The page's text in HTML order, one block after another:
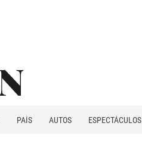
PAÍS AUTOS
ESPECTÁCULOS